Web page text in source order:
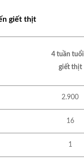
giết thịt
4tuần tuổi
giết thịt
2.900
16
1